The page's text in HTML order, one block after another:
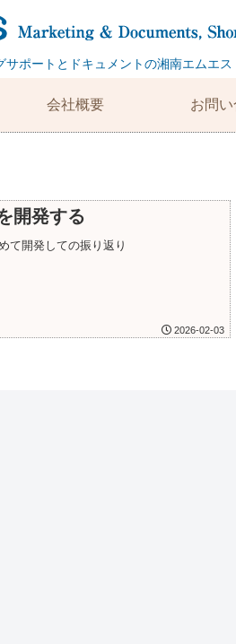
サポートとドキュメントの湘南エムエス
会社概要 お問
開発する
て開発しての振り返り
2026-02-03